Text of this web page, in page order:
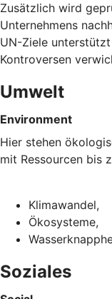
Zusätzlich wird
Unternehmens
UN-Ziele
Kontroversen
Umwelt
Environment
Hier stehen
mit Ressourcen bis
Klimawandel,
Ökosysteme,
Soziales